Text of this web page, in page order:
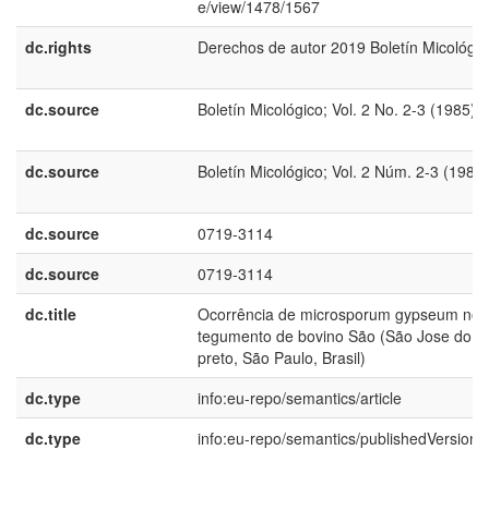
e/view/1478/1567
dc.rights
Derechos de autor 2019 Boletín
dc.source Boletín Micológico; Vol. 2 No. 2-3 (1985)
dc.source Boletín Micológico; Vol. 2 Núm. 2-3 (1985)
dc.source
0719-3114
dc.source
0719-3114
dc.title
Ocorrência de microsporum gypseum no
tegumento de bovino São (São Jose do
preto, São Paulo, Brasil)
dc.type
info:eu-repo/semantics/article
dc.type
info:eu-repo/semantics/publishedVersion